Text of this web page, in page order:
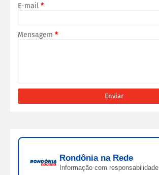
E-mail *
Mensagem *
Rondônia na Rede
Informação com responsabilidade